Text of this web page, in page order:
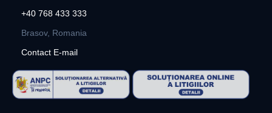
+40 768 433 333
Brasov, Romania
Contact E-mail